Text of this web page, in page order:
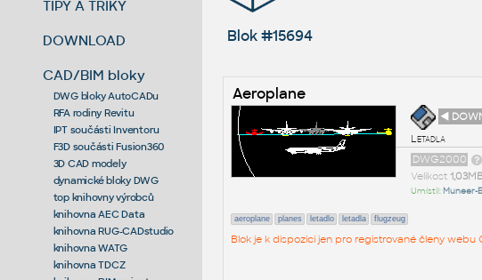
TIPY A TRIKY
DOWNLOAD
CAD/BIM bloky
DWG bloky AutoCADu
RFA rodiny Revitu
IPT součásti Inventoru
F3D součásti Fusion360
3D CAD modely
dynamické bloky DWG
top knihovny výrobců
knihovna AEC Data
knihovna RUG-CADstudio
knihovna WATG
knihovna TDCZ
Blok #15694
Aeroplane
◄
Letadla
DWG2000
Velikost
Umístil: Muneer-
aeroplane planes letadlo letadla flugzeug
Blok je k dispozici jen pro registrované členy webu